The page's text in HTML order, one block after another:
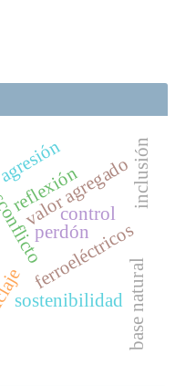
sostenibilidad
perdón
reflexión
valor agregado
ferroeléctricos
base natural
inclusión
control